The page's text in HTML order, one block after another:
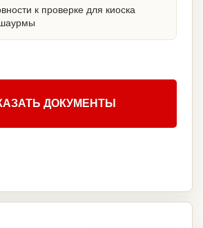
к проверке для киоска
ДОКУМЕНТЫ